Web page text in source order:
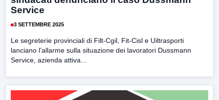
Service
3 SETTEMBRE 2025
Le segreterie provinciali di Filt-Cgil, Fit-Cisl e Uiltrasporti
lanciano l’allarme sulla situazione dei lavoratori Dussmann
Service, azienda attiva...